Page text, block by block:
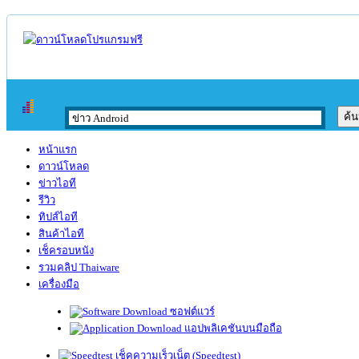
หน้าแรก
ดาวน์โหลด
ข่าวไอที
รีวิว
ทิปส์ไอที
สินค้าไอที
เช็ครอบหนัง
รวมคลิป Thaiware
เครื่องมือ
ซอฟต์แวร์
แอปพลิเคชันบนมือถือ
เช็คความเร็วเน็ต (Speedtest)